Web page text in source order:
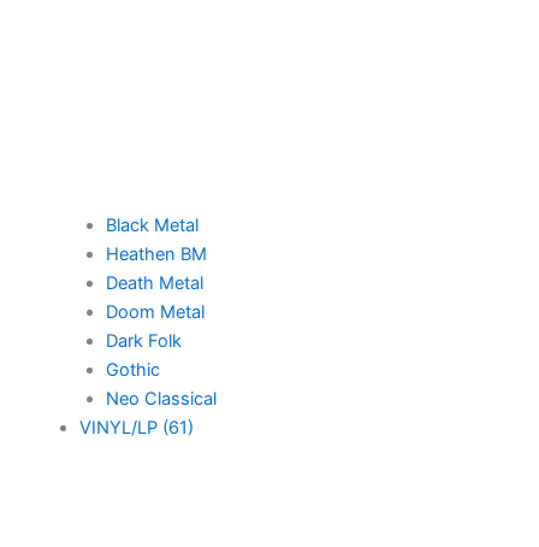
Black Metal
Heathen BM
Death Metal
Doom Metal
Dark Folk
Gothic
Neo Classical
VINYL/LP (61)